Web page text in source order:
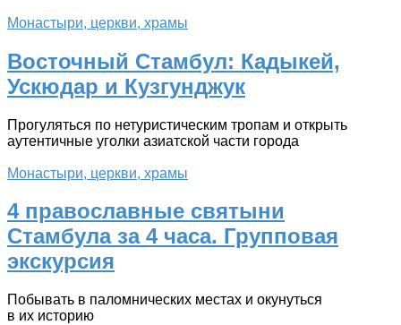
Монастыри, церкви, храмы
Восточный Стамбул: Кадыкей,
Ускюдар и Кузгунджук
Прогуляться по нетуристическим тропам и открыть
аутентичные уголки азиатской части города
Монастыри, церкви, храмы
4 православные святыни
Стамбула за 4 часа. Групповая
экскурсия
Побывать в паломнических местах и окунуться
в их историю